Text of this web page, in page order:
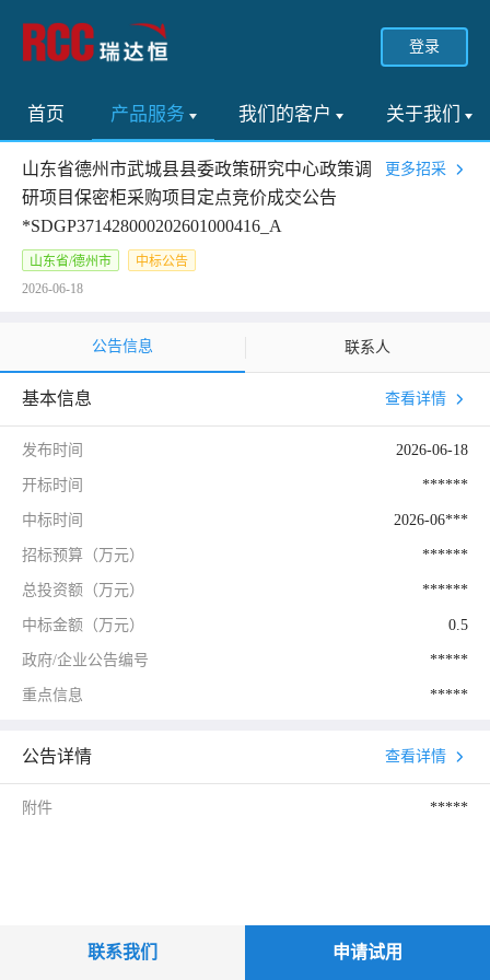
登录
首页 产品服务 我们的客户 关于我们
山东省德州市武城县县委政策研究中心政策调
研项目保密柜采购项目定点竞价成交公告
*SDGP371428000202601000416_A
更多招采
山东省/德州市
中标公告
2026-06-18
公告信息 联系人
基本信息 查看详情
发布时间 2026-06-18
开标时间 ******
中标时间 2026-06***
招标预算（万元） ******
总投资额（万元） ******
中标金额（万元） 0.5
政府/企业公告编号 *****
重点信息 *****
公告详情 查看详情
附件 *****
联系我们 申请试用